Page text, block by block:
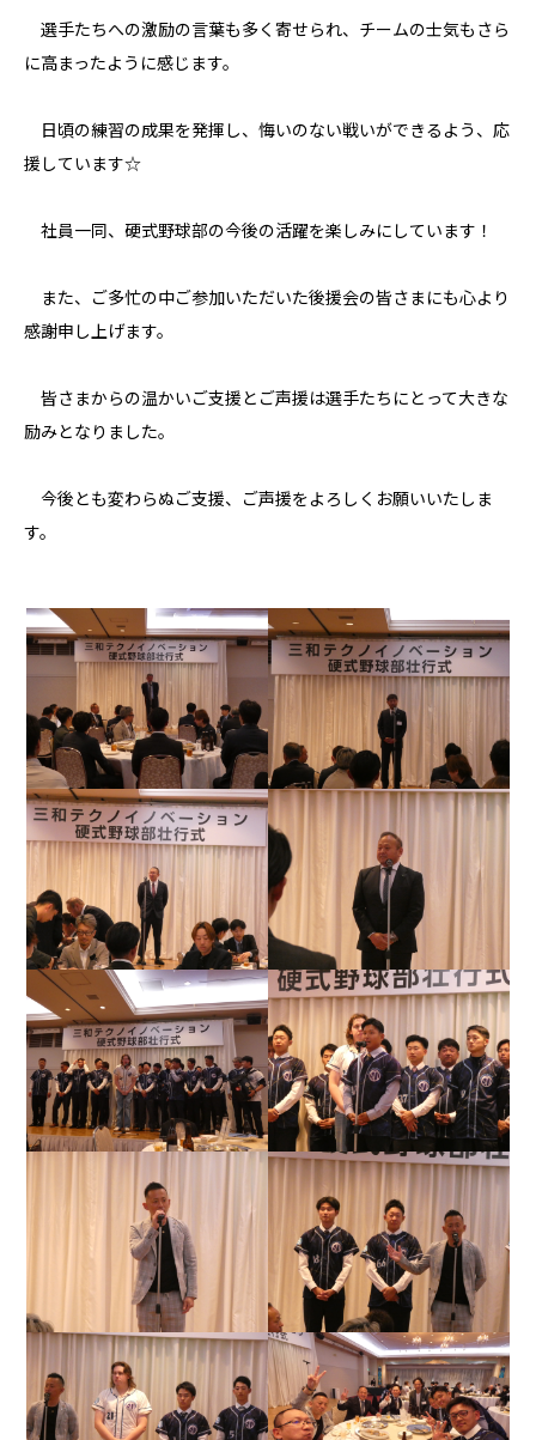
選手たちへの激励の言葉も多く寄せられ、チームの士気もさら
に高まったように感じます。
日頃の練習の成果を発揮し、悔いのない戦いができるよう、応
援しています☆
社員一同、硬式野球部の今後の活躍を楽しみにしています！
また、ご多忙の中ご参加いただいた後援会の皆さまにも心より
感謝申し上げます。
皆さまからの温かいご支援とご声援は選手たちにとって大きな
励みとなりました。
今後とも変わらぬご支援、ご声援をよろしくお願いいたしま
す。